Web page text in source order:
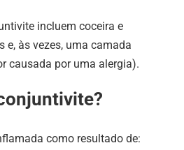
incluem coceira e
e, às vezes, uma camada
causada por uma alergia).
como resultado de: